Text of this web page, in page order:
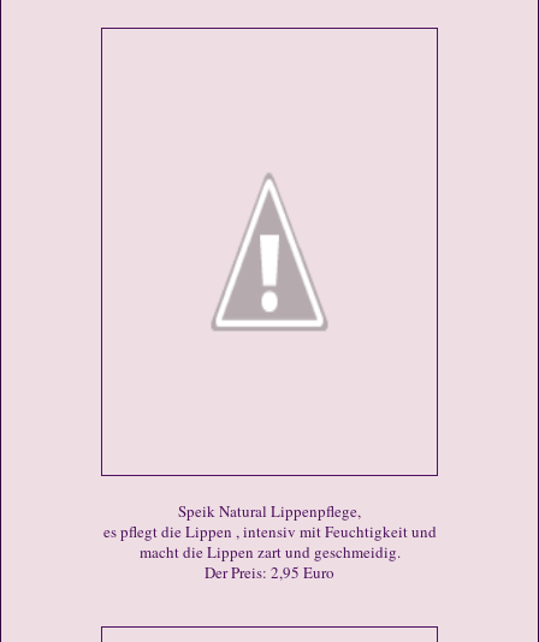
Speik Natural Lippenpflege,
es pflegt die Lippen , intensiv mit Feuchtigkeit und
macht die Lippen zart und geschmeidig.
Der Preis: 2,95 Euro